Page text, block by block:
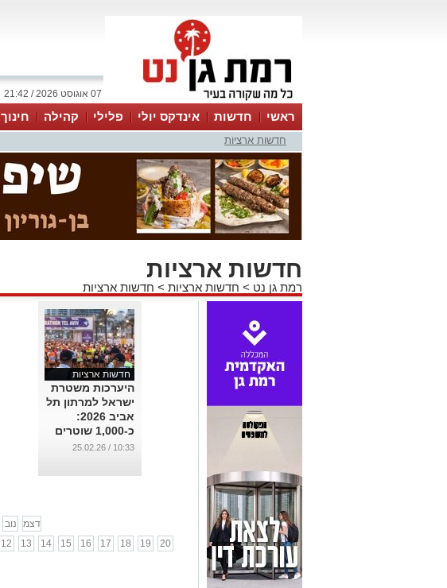
07 אוגוסט 2026 / 21:42
ראשי חדשות אינדקס יולי פלילי קהילה חינוך
ווטסאפ
חדשות ארציות
חדשות ארציות
רמת גן נט > חדשות ארציות > חדשות ארציות
חדשות ארציות
היערכות משטרת
ישראל למרתון תל
אביב 2026:
כ-1,000 שוטרים
ולוחמי מג"ב
האירוע
10:33 / 25.02.26
נוב
דצמ
12 13 14 15 16 17 18 19
20